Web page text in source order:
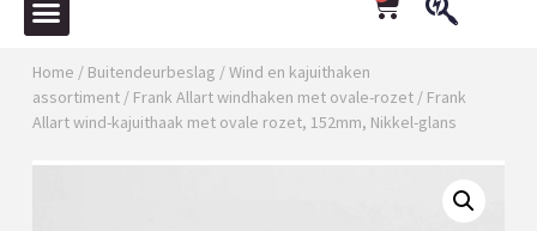
Home / Buitendeurbeslag /Wind en kajuithaken
assortiment/ Frank Allart windhaken met ovale-rozet/ Frank
Allart wind-kajuithaak met ovale rozet, 152mm, Nikkel-glans